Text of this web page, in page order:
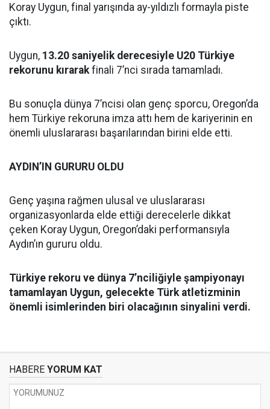
Koray Uygun, final yarışında ay-yıldızlı formayla piste
çıktı.
Uygun, 13.20 saniyelik derecesiyle U20 Türkiye
rekorunu kırarak finali 7’nci sırada tamamladı.
Bu sonuçla dünya 7’ncisi olan genç sporcu, Oregon’da
hem Türkiye rekoruna imza attı hem de kariyerinin en
önemli uluslararası başarılarından birini elde etti.
AYDIN’IN GURURU OLDU
Genç yaşına rağmen ulusal ve uluslararası
organizasyonlarda elde ettiği derecelerle dikkat
çeken Koray Uygun, Oregon’daki performansıyla
Aydın’ın gururu oldu.
Türkiye rekoru ve dünya 7’nciliğiyle şampiyonayı
tamamlayan Uygun, gelecekte Türk atletizminin
önemli isimlerinden biri olacağının sinyalini verdi.
HABERE YORUM KAT